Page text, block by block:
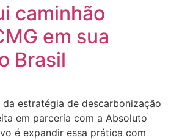
caminhão
em sua
Brasil
estratégia de descarbonização
em parceria com a Absoluto
é expandir essa prática com